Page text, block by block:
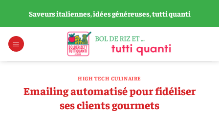
contenu
Saveurs italiennes, idées généreuses, tutti quanti
HIGH TECH CULINAIRE
Emailing automatisé pour fidéliser
ses clients gourmets